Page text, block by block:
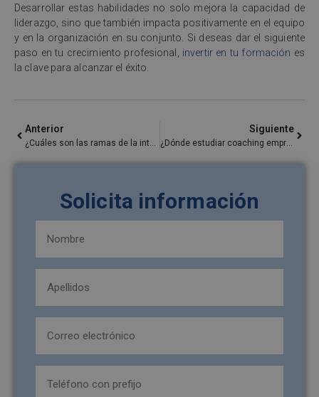
Desarrollar estas habilidades no solo mejora la capacidad de
liderazgo, sino que también impacta positivamente en el equipo
y en la organización en su conjunto. Si deseas dar el siguiente
paso en tu crecimiento profesional, invertir en tu formación es
la clave para alcanzar el éxito.
Anterior Siguiente
¿Dónde estudiar coaching empresarial?
Solicita información
apellidos
(Obligatorio)
(Obligatorio)
(Obligatorio)